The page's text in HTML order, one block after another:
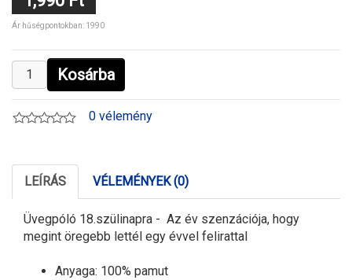
Ár hűségpontokban: 1990
Kosárba
0 vélemény
LEÍRÁS VÉLEMÉNYEK (0)
Üvegpóló 18.szülinapra - Az év szenzációja, hogy
megint öregebb lettél egy évvel felirattal
Anyaga: 100% pamut